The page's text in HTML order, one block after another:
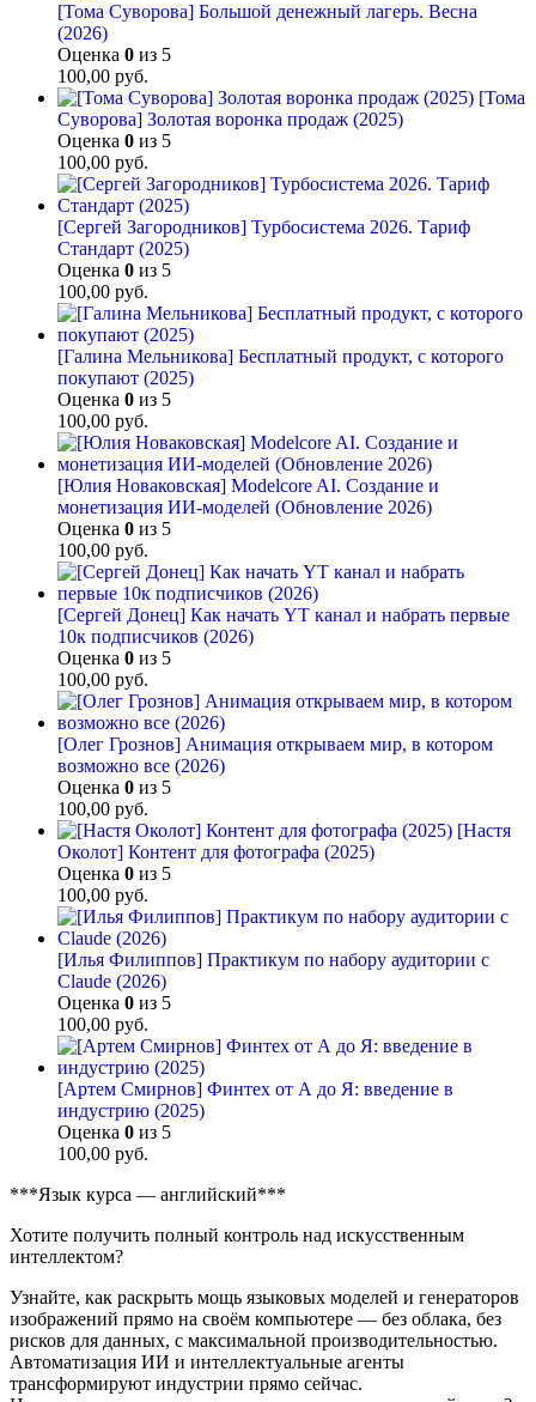
[Тома Суворова] Большой денежный лагерь. Весна
(2026)
Оценка 0 из 5
100,00 руб.
[Тома
Суворова] Золотая воронка продаж (2025)
Оценка 0 из 5
100,00 руб.
[Сергей Загородников] Турбосистема 2026. Тариф
Стандарт (2025)
Оценка 0 из 5
100,00 руб.
[Галина Мельникова] Бесплатный продукт, с которого
покупают (2025)
Оценка 0 из 5
100,00 руб.
[Юлия Новаковская] Modelcore AI. Создание и
монетизация ИИ-моделей (Обновление 2026)
Оценка 0 из 5
100,00 руб.
[Сергей Донец] Как начать YT канал и набрать первые
10к подписчиков (2026)
Оценка 0 из 5
100,00 руб.
[Олег Грознов] Анимация открываем мир, в котором
возможно все (2026)
Оценка 0 из 5
100,00 руб.
[Настя
Околот] Контент для фотографа (2025)
Оценка 0 из 5
100,00 руб.
[Илья Филиппов] Практикум по набору аудитории с
Claude (2026)
Оценка 0 из 5
100,00 руб.
[Артем Смирнов] Финтех от А до Я: введение в
индустрию (2025)
Оценка 0 из 5
100,00 руб.
***Язык курса — английский***
Хотите получить полный контроль над искусственным
интеллектом?
Узнайте, как раскрыть мощь языковых моделей и генераторов
изображений прямо на своём компьютере — без облака, без
рисков для данных, с максимальной производительностью.
Автоматизация ИИ и интеллектуальные агенты
трансформируют индустрии прямо сейчас.